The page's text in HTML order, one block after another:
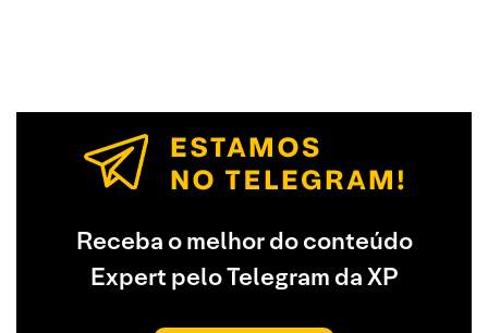
Receba o melhor do conteúdo
Expert pelo Telegram da XP